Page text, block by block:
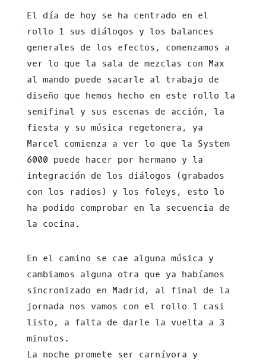
El día de hoy se ha centrado en el
rollo 1 sus diálogos y los balances
generales de los efectos, comenzamos a
ver lo que la sala de mezclas con Max
al mando puede sacarle al trabajo de
diseño que hemos hecho en este rollo la
semifinal y sus escenas de acción, la
fiesta y su música regetonera, ya
Marcel comienza a ver lo que la System
6000 puede hacer por hermano y la
integración de los diálogos (grabados
con los radios) y los foleys, esto lo
ha podido comprobar en la secuencia de
la cocina.
En el camino se cae alguna música y
cambiamos alguna otra que ya habíamos
sincronizado en Madrid, al final de la
jornada nos vamos con el rollo 1 casi
listo, a falta de darle la vuelta a 3
minutos.
La noche promete ser carnívora y